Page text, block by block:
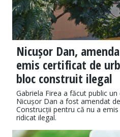
Nicușor Dan,
emis certificat de
bloc construit ilegal
Gabriela Firea a făcut public
Nicușor Dan a fost amendat
Construcții pentru că nu a
ridicat ilegal.